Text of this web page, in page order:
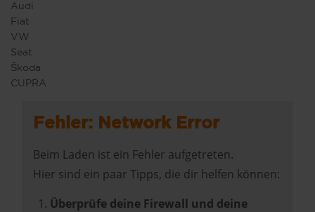
Audi
Fiat
VW
Seat
Škoda
CUPRA
Fehler: Network Error
Beim Laden ist ein Fehler aufgetreten.
Hier sind ein paar Tipps, die dir helfen können:
Überprüfe deine Firewall und deine